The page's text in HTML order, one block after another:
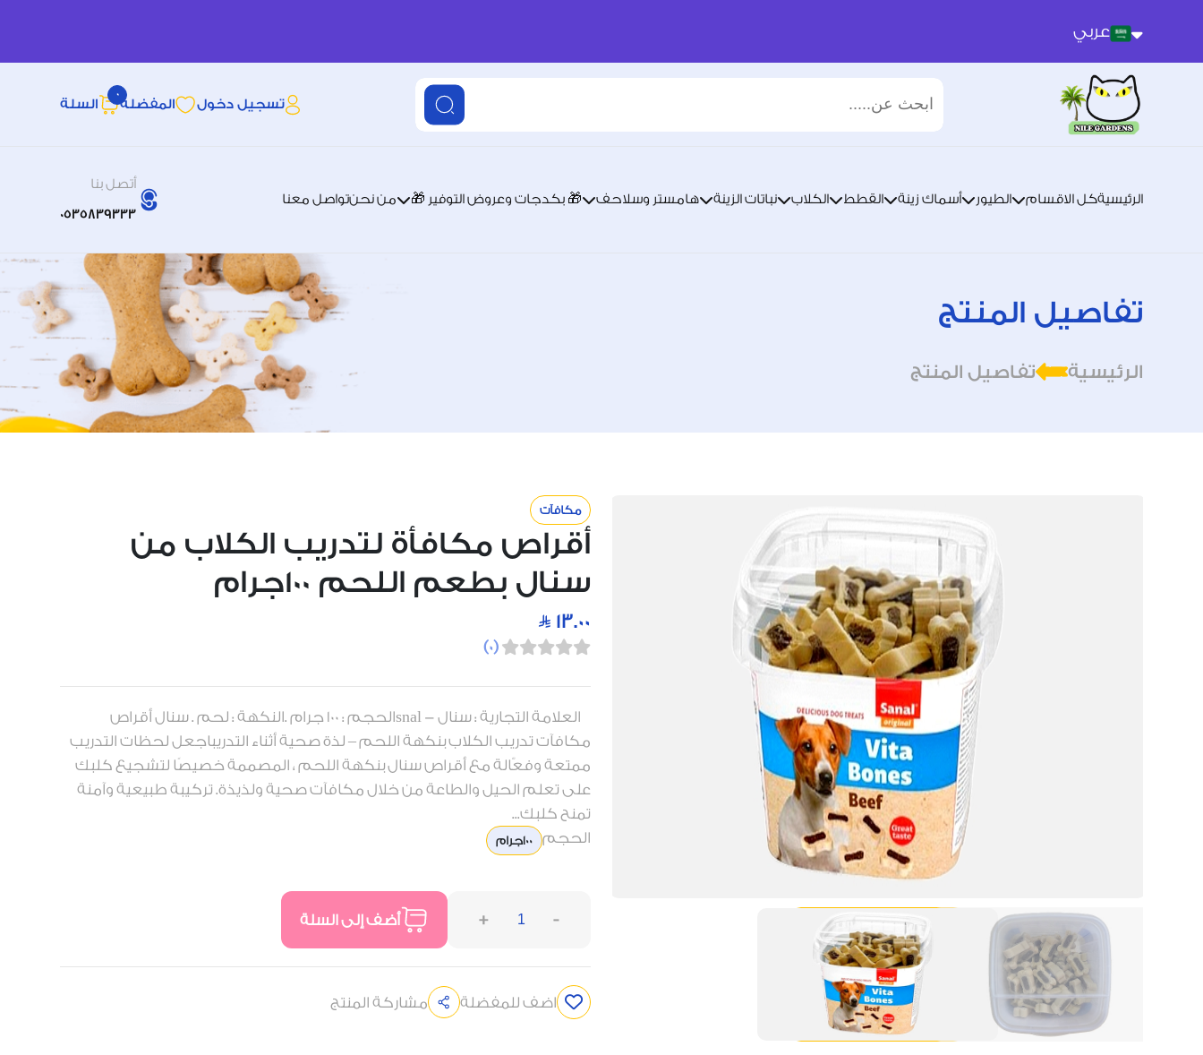
عربي
عربي
انجليزي
تسجيل دخول المفضله
0
السلة
الرئيسيةكل الاقسام الطيور أسماك زينة القطط الكلاب نباتات الزينة هامستر وسلاحف 🎁 بكدجات وعروض التوفير 🎁 من نحنتواصل معنا
أتصل بنا
0535839333
تفاصيل المنتج
الرئيسية تفاصيل المنتج
مكافآت
أقراص مكافأة لتدريب الكلاب من
سنال بطعم اللحم 100جرام
13.00
(
0
)
العلامة التجارية : سنال - snalالحجم : 100 جرام .النكهة : لحم . سنال أقراص
مكافآت تدريب الكلاب بنكهة اللحم – لذة صحية أثناء التدريباجعل لحظات التدريب
ممتعة وفعّالة مع أقراص سنال بنكهة اللحم ، المصممة خصيصًا لتشجيع كلبك
على تعلم الحيل والطاعة من خلال مكافآت صحية ولذيذة. تركيبة طبيعية وآمنة
تمنح كلبك...
الحجم
100جرام
-
+ أضف إلى السلة
اضف للمفضلة مشاركة المنتج